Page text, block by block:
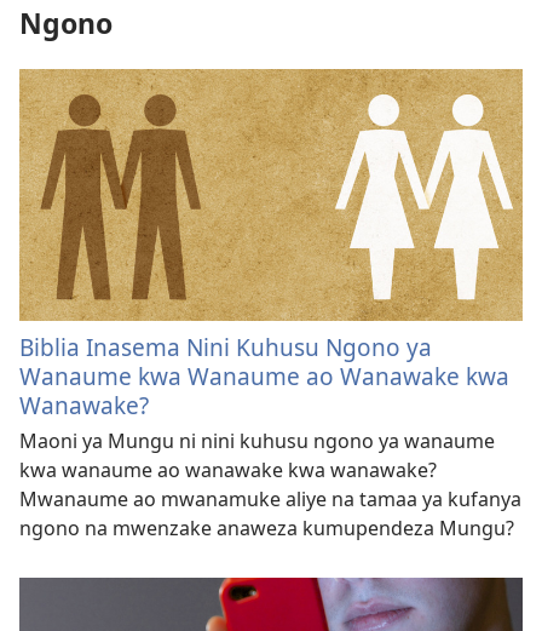
Ngono
Biblia Inasema Nini Kuhusu Ngono ya
Wanaume kwa Wanaume ao Wanawake kwa
Wanawake?
Maoni ya Mungu ni nini kuhusu ngono ya wanaume
kwa wanaume ao wanawake kwa wanawake?
Mwanaume ao mwanamuke aliye na tamaa ya kufanya
ngono na mwenzake anaweza kumupendeza Mungu?